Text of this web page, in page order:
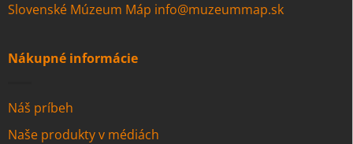
Slovenské Múzeum Máp info@muzeummap.sk
Nákupné informácie
Náš príbeh
Naše produkty v médiách